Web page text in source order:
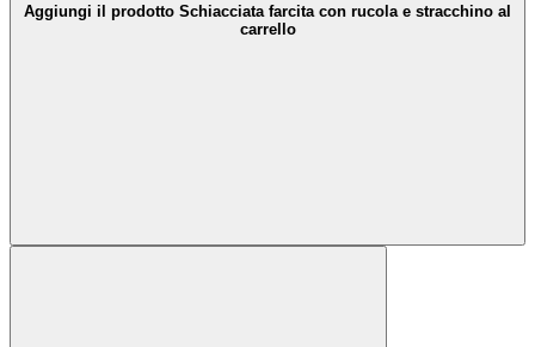
Aggiungi il prodotto Schiacciata farcita con rucola e stracchino al
carrello